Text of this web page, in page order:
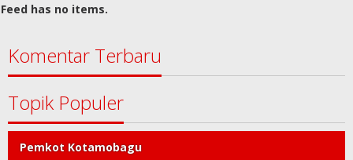
Feed has no items.
Komentar Terbaru
Topik Populer
Pemkot Kotamobagu